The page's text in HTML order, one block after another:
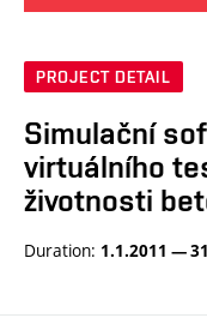
PROJECT DETAIL
Simulační
virtuálního
životnosti
Duration: 1.1.2011 —